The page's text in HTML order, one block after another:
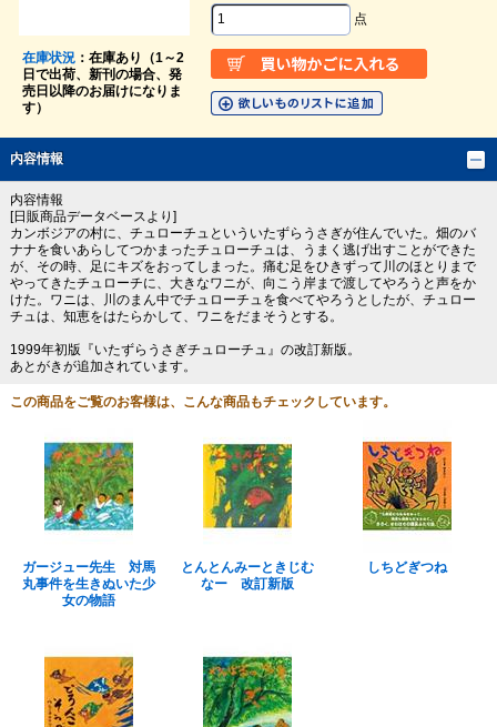
在庫状況：在庫あり（1～2
日で出荷、新刊の場合、発
売日以降のお届けになりま
す）
点
内容情報
内容情報
[日販商品データベースより]
カンボジアの村に、チュローチュといういたずらうさぎが住んでいた。畑のバ
ナナを食いあらしてつかまったチュローチュは、うまく逃げ出すことができた
が、その時、足にキズをおってしまった。痛む足をひきずって川のほとりまで
やってきたチュローチに、大きなワニが、向こう岸まで渡してやろうと声をか
けた。ワニは、川のまん中でチュローチュを食べてやろうとしたが、チュロー
チュは、知恵をはたらかして、ワニをだまそうとする。
1999年初版『いたずらうさぎチュローチュ』の改訂新版。
あとがきが追加されています。
この商品をご覧のお客様は、こんな商品もチェックしています。
ガージュー先生 対馬
丸事件を生きぬいた少
女の物語
とんとんみーときじむ
なー 改訂新版
しちどぎつね